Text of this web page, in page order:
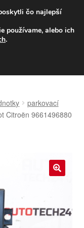
parkovací
Citroën 9661496880
čo najlepší
používame, alebo ich
.